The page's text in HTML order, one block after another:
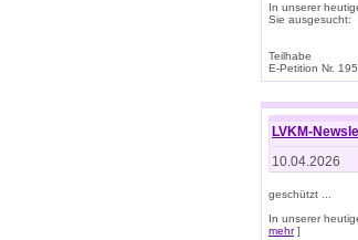
In unserer
Sie ausgesucht:
Teilhabe
E-Petition Nr.
LVKM-
10.04.2026
geschützt ...
In unserer
mehr]